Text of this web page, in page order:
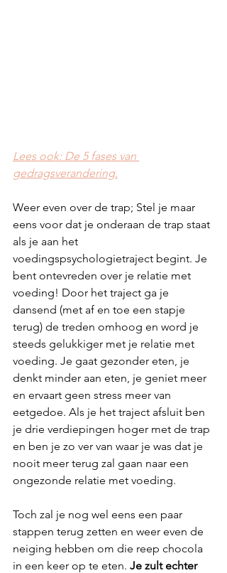
Lees ook: De 5 fases van
gedragsverandering.
Weer even over de trap; Stel je maar
eens voor dat je onderaan de trap staat
als je aan het
voedingspsychologietraject begint. Je
bent ontevreden over je relatie met
voeding! Door het traject ga je
dansend (met af en toe een stapje
terug) de treden omhoog en word je
steeds gelukkiger met je relatie met
voeding. Je gaat gezonder eten, je
denkt minder aan eten, je geniet meer
en ervaart geen stress meer van
eetgedoe. Als je het traject afsluit ben
je drie verdiepingen hoger met de trap
en ben je zo ver van waar je was dat je
nooit meer terug zal gaan naar een
ongezonde relatie met voeding.
Toch zal je nog wel eens een paar
stappen terug zetten en weer even de
neiging hebben om die reep chocola
in een keer op te eten. Je zult echter